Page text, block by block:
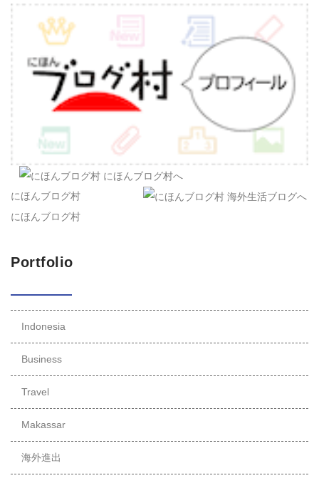
にほんブログ村
にほんブログ村
Portfolio
Indonesia
Business
Travel
Makassar
海外進出